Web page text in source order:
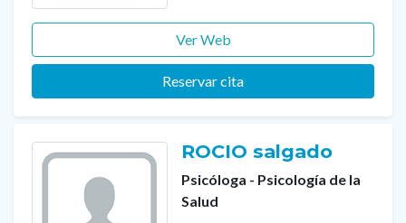
Ver Web
Reservar cita
ROCIO salgado
Psicóloga - Psicología de la
Salud